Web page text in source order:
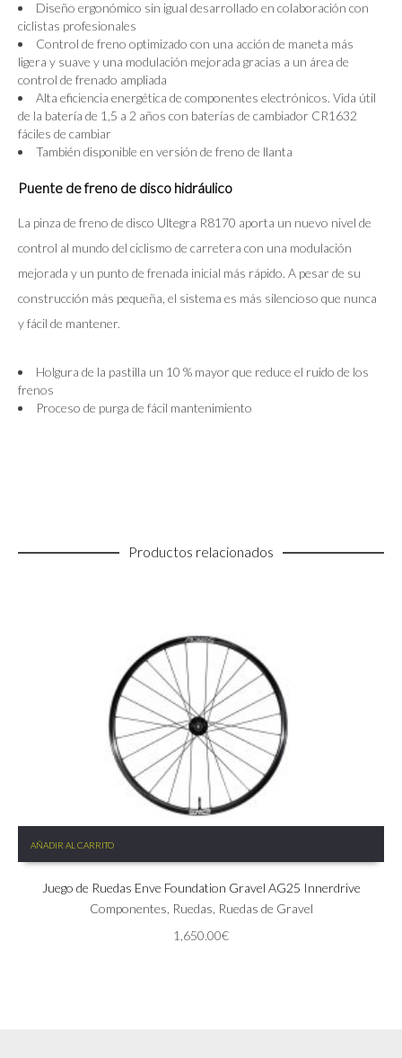
Diseño ergonómico sin igual desarrollado en colaboración con
ciclistas profesionales
Control de freno optimizado con una acción de maneta más
ligera y suave y una modulación mejorada gracias a un área de
control de frenado ampliada
Alta eficiencia energética de componentes electrónicos. Vida útil
de la batería de 1,5 a 2 años con baterías de cambiador CR1632
fáciles de cambiar
También disponible en versión de freno de llanta
Puente de freno de disco hidráulico
La pinza de freno de disco Ultegra R8170 aporta un nuevo nivel de
control al mundo del ciclismo de carretera con una modulación
mejorada y un punto de frenada inicial más rápido. A pesar de su
construcción más pequeña, el sistema es más silencioso que nunca
y fácil de mantener.
Holgura de la pastilla un 10 % mayor que reduce el ruido de los
frenos
Proceso de purga de fácil mantenimiento
Productos relacionados
AÑADIR AL CARRITO
Juego de Ruedas Enve Foundation Gravel AG25 Innerdrive
Componentes Ruedas Ruedas de Gravel
1,650.00€